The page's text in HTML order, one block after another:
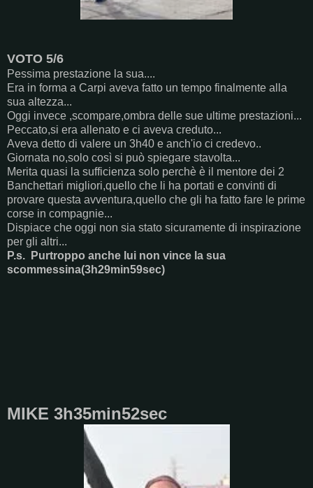
VOTO 5/6
Pessima prestazione la sua....
Era in forma a Carpi aveva fatto un tempo finalmente alla
sua altezza...
Oggi invece ,scompare,ombra delle sue ultime prestazioni...
Peccato,si era allenato e ci aveva creduto...
Aveva detto di valere un 3h40 e anch'io ci credevo..
Giornata no,solo così si può spiegare stavolta...
Merita quasi la sufficienza solo perchè è il mentore dei 2
Banchettari migliori,quello che li ha portati e convinti di
provare questa avventura,quello che gli ha fatto fare le prime
corse in compagnie...
Dispiace che oggi non sia stato sicuramente di inspirazione
per gli altri...
P.s. Purtroppo anche lui non vince la sua
scommessina(3h29min59sec)
MIKE 3h35min52sec